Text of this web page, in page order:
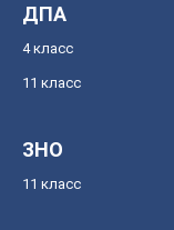
ДПА
4 класс
11 класс
ЗНО
11 класс